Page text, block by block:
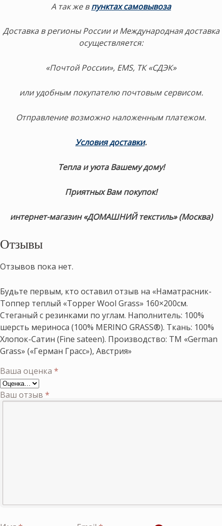
А так же в пунктах самовывоза
Доставка в регионы России и Международная доставка
осуществляется:
«Почтой России», EMS, ТК «СДЭК»
или удобным покупателю почтовым сервисом.
Отправление возможно наложенным платежом.
Условия доставки.
Тепла и уюта Вашему дому!
Приятных Вам покупок!
интернет-магазин «ДОМАШНИЙ текстиль» (Москва)
Отзывы
Отзывов пока нет.
Будьте первым, кто оставил отзыв на «Наматрасник-
Топпер теплый «Topper Wool Grass» 160×200см.
Стеганый с резинками по углам. Наполнитель: 100%
шерсть мериноса (100% MERINO GRASS®). Ткань: 100%
Хлопок-Сатин (Fine sateen). Производство: ТМ «German
Grass» («Герман Грасс»), Австрия»
Ваша оценка *
Ваш отзыв *